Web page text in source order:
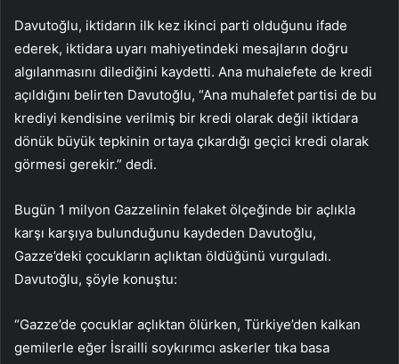
Davutoğlu, iktidarın ilk kez ikinci parti olduğunu ifade
ederek, iktidara uyarı mahiyetindeki mesajların doğru
algılanmasını dilediğini kaydetti. Ana muhalefete de kredi
açıldığını belirten Davutoğlu, “Ana muhalefet partisi de bu
krediyi kendisine verilmiş bir kredi olarak değil iktidara
dönük büyük tepkinin ortaya çıkardığı geçici kredi olarak
görmesi gerekir.” dedi.
Bugün 1 milyon Gazzelinin felaket ölçeğinde bir açlıkla
karşı karşıya bulunduğunu kaydeden Davutoğlu,
Gazze’deki çocukların açlıktan öldüğünü vurguladı.
Davutoğlu, şöyle konuştu:
“Gazze’de çocuklar açlıktan ölürken, Türkiye’den kalkan
gemilerle eğer İsrailli soykırımcı askerler tıka basa